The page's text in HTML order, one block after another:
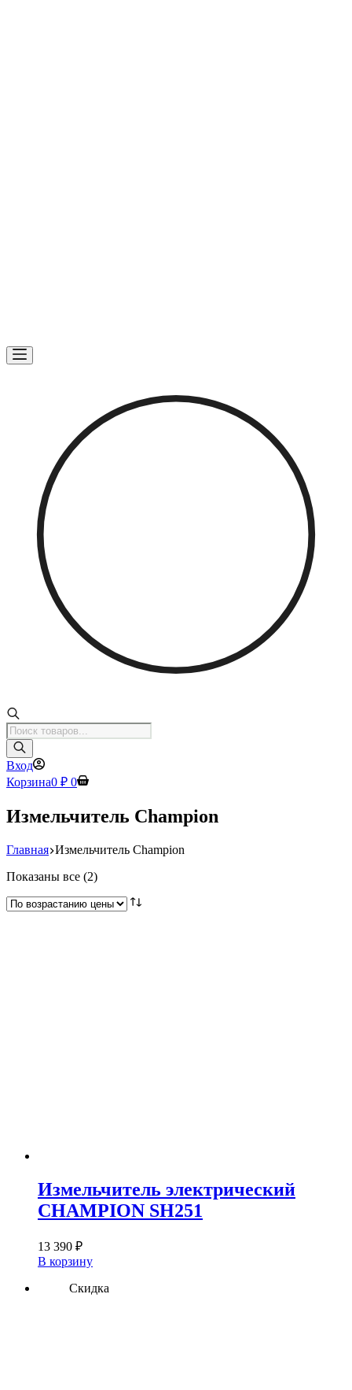
Поиск
товаров
Вход
Корзина0 ₽ 0
Измельчитель Champion
Главная Измельчитель Champion
Показаны все (2)Цены:
возрастанию
Измельчитель электрический
CHAMPION SH251
13 390 ₽
В корзину
Скидка